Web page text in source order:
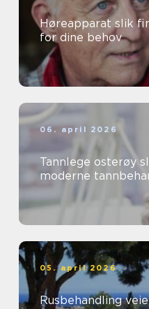
Høreapparat slik finner du riktig løsning
for dine behov
06. april 2026
Tannlege osterøy slik finner du trygg og
moderne
05. april 2026
Rusbehandling veien tilbake til et